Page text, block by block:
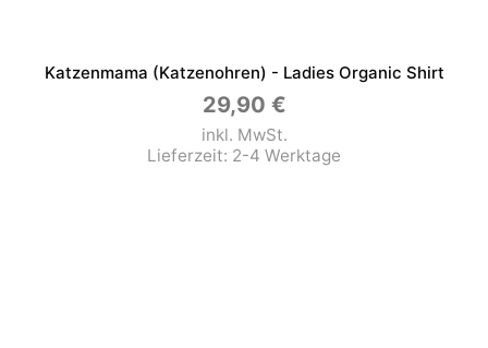
Katzenmama (Katzenohren) - Ladies Organic Shirt
29,90 €
inkl. MwSt.
Lieferzeit: 2-4 Werktage